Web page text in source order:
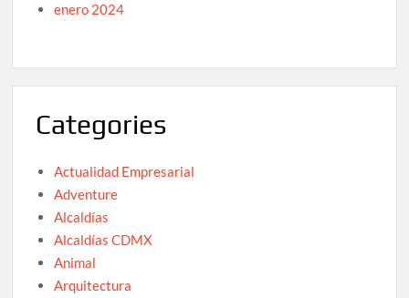
enero 2024
Categories
Actualidad Empresarial
Adventure
Alcaldías
Alcaldías CDMX
Animal
Arquitectura